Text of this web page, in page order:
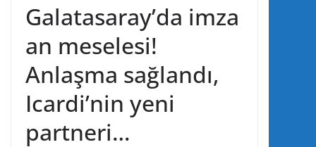
Galatasaray’da imza
an meselesi!
Anlaşma sağlandı,
Icardi’nin yeni
partneri…